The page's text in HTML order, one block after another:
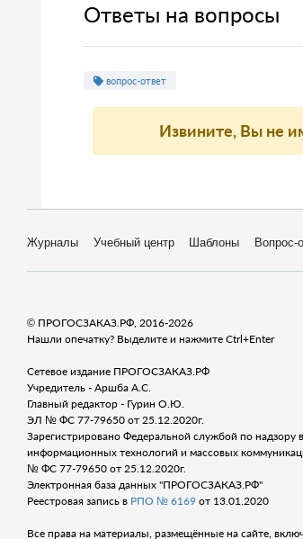
Ответы на вопросы
вопрос-ответ
Извините, Вы не
Журналы Учебный центр Шаблоны Вопрос-
© ПРОГОСЗАКАЗ.РФ, 2016-2026
Нашли опечатку? Выделите и нажмите Ctrl+Enter
Сетевое издание ПРОГОСЗАКАЗ.РФ
Учредитель - Аршба А.С.
Главный редактор - Гурин О.Ю.
ЭЛ № ФС 77-79650 от 25.12.2020г.
Зарегистрировано Федеральной службой по надзору
информационных технологий и массовых
№ ФС 77-79650 от 25.12.2020г.
Электронная база данных "ПРОГОСЗАКАЗ.РФ"
Реестровая запись в РПО № 6169 от 13.01.2020
Все права на материалы, размещённые на сайте,